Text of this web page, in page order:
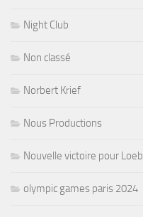
Night Club
Non classé
Norbert Krief
Nous Productions
Nouvelle victoire pour Loeb
olympic games paris 2024